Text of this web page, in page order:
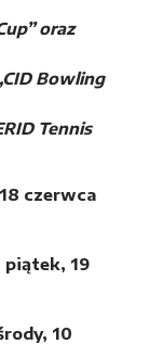
oraz
Bowling
Tennis
czerwca
piątek, 19
10